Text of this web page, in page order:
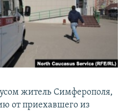
житель Симферополя,
от приехавшего из